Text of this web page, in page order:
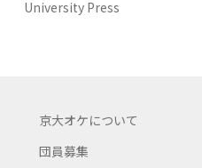
University Press
京大オケについて
団員募集